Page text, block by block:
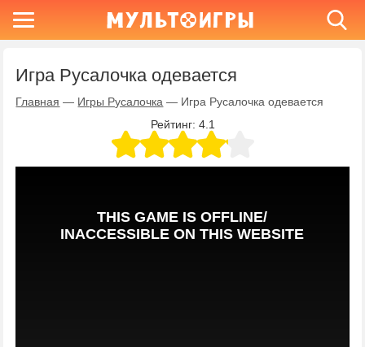
Игра Русалочка одевается
Главная — Игры Русалочка — Игра Русалочка одевается
Рейтинг: 4.1